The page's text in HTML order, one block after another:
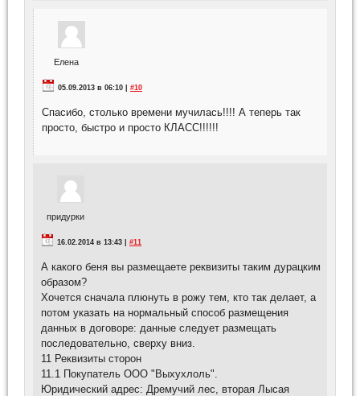
Елена
05.09.2013 в 06:10 | #10
Спасибо, столько времени мучилась!!!! А теперь так
просто, быстро и просто КЛАСС!!!!!!
придурки
16.02.2014 в 13:43 | #11
А какого беня вы размещаете реквизиты таким дурацким
образом?
Хочется сначала плюнуть в рожу тем, кто так делает, а
потом указать на нормальный способ размещения
данных в договоре: данные следует размещать
последовательно, сверху вниз.
11 Реквизиты сторон
11.1 Покупатель ООО "Выхухлоль".
Юридический адрес: Дремучий лес, вторая Лысая